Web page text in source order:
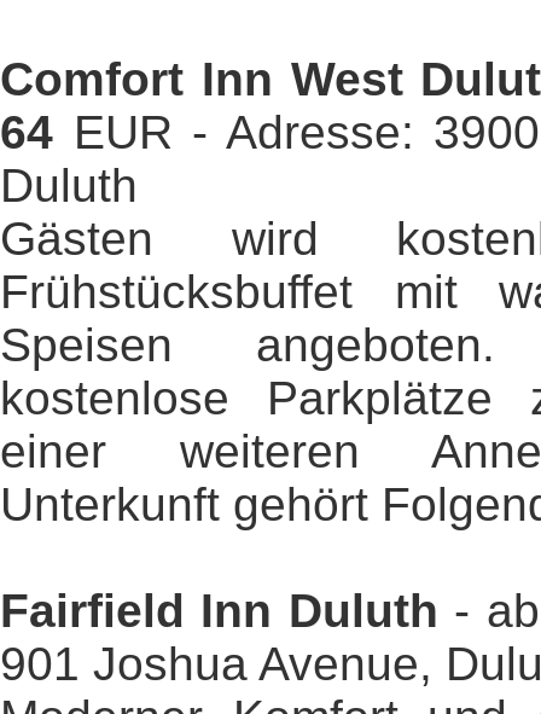
Comfort Inn West
64 EUR - Adresse:
Duluth
Gästen wird
Frühstücksbuffet mit
Speisen
kostenlose Parkplätze
einer weiteren
Unterkunft gehört
Fairfield Inn Duluth -
901 Joshua Avenue,